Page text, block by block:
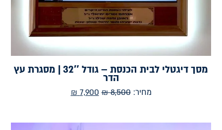
מסך דיגטלי לבית הכנסת – גודל 32″ | מסגרת עץ
הדר
מחיר:8,500
₪
7,900
₪